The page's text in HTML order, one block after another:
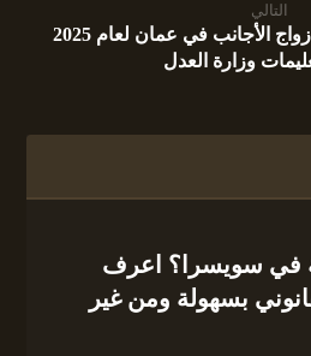
التالي
القواعد الجديدة لتوثيق زواج الأجانب في عمان لعام 2025
وزارة العدل
في سويسرا؟ اعرف
بسهولة ومن غير